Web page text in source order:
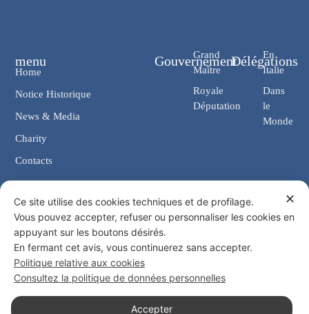
Gouvernement
Grand
Maître
Royale
Députation
Délégations
En
Italie
Dans
le
Monde
menu
Home
Notice Historique
News & Media
Charity
Contacts
Contacts
Chancellerie: Via Giosuè Carducci, 4 00187 Rome (IT)
eMail: cancelleria@ordine-costantiniano.it
Tél. +39 06 47.41.190 +39 06 48.19.401
Social
✕
Ce site utilise des cookies techniques et de profilage.
Vous pouvez accepter, refuser ou personnaliser les cookies en
appuyant sur les boutons désirés.
En fermant cet avis, vous continuerez sans accepter.
Politique relative aux cookies
Consultez la politique de données personnelles
Accepter